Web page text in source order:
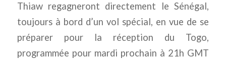
Thiaw regagneront directement le Sénégal,
toujours à bord d’un vol spécial, en vue de se
préparer pour la réception du Togo,
programmée pour mardi prochain à 21h GMT